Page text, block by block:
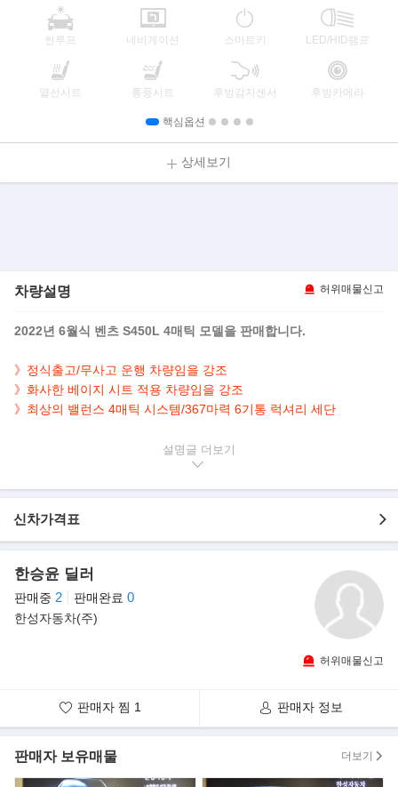
썬루프 네비게이션 스마트키 LED/HID램프
열선시트 통풍시트 후방감지센서 후방카메라
핵심옵션
상세보기
차량설명 허위매물신고
2022년 6월식 벤츠 S450L 4매틱 모델을 판매합니다.
》정식출고/무사고 운행 차량임을 강조
》화사한 베이지 시트 적용 차량임을 강조
》최상의 밸런스 4매틱 시스템/367마력 6기통 럭셔리 세단
- 인기만점 화이트 바디
- 367마력 3.0L 6기통 세단
- 깔끔하게 관리된 내/외관 보유
▶완전변경 7세대 S클래스..
벤츠에 따르면 7세대 S클래스의 외관은 새로운 디자인 언어를 적용
벽한 비율을 보여준다.
캐릭터 라인은 측면을 따라 축소하고 교묘한 윤곽으로 디자인해 조
각과 같은 형상을 갖췄다. 전면에선
설명글
신차가격표
한승윤 딜러
판매중 2 판매완료 0
한성자동차(주)
허위매물신고
판매자 찜 1 판매자 정보
판매자 보유매물 더보기